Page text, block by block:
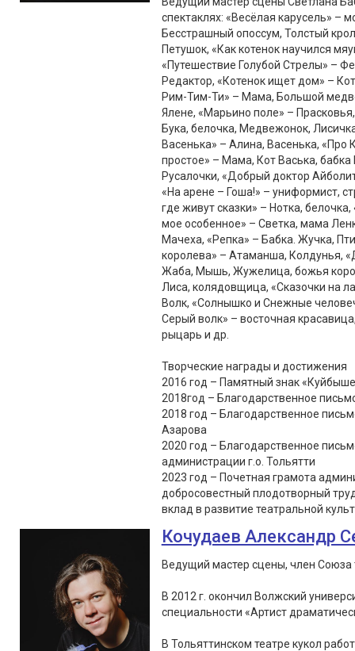
спектаклях: «Весёлая карусель» –
Бесстрашный опоссум, Толстый
Петушок, «Как котенок научился
«Путешествие Голубой Стрелы» –
Редактор, «Котенок ищет дом» –
Рим-Тим-Ти» – Мама, Большой
Ялене, «Марьино поле» –
Бука, белочка, Медвежонок,
Васенька» – Алина, Васенька, «Про
простое» – Мама, Кот Васька,
Русалочки, «Добрый доктор
«На арене – Гоша!» – униформист,
где живут сказки» – Нотка,
мое особенное» – Светка, мама
Мачеха, «Репка» – Бабка. Жучка,
королева» – Атаманша, Колдунья,
Жаба, Мышь, Жужелица, божья
Лиса, колядовщица, «Сказочки на
Волк, «Солнышко и Снежные
Серый волк» – восточная
рыцарь и др.
Творческие награды и достижения
2016 год – Памятный знак
2018год – Благодарственное
2018 год – Благодарственное
Азарова
2020 год – Благодарственное
администрации г.о. Тольятти
2023 год – Почетная грамота
добросовестный плодотворный
вклад в развитие театральной
Кочудаев Александр
Ведущий мастер сцены, член Союза
В 2012 г. окончил Волжский
специальности «Артист
В Тольяттинском театре кукол